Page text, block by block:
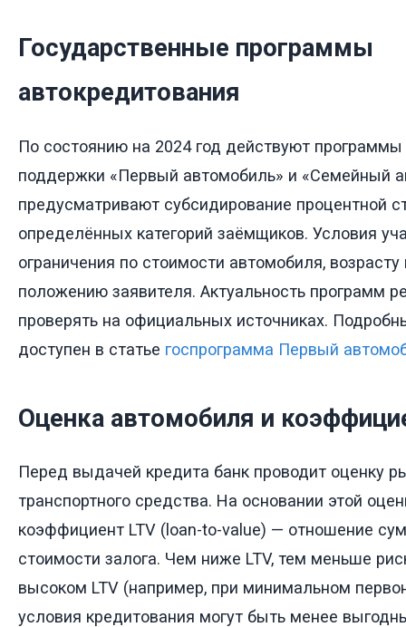
Государственные программы
автокредитования
По состоянию на 2024 год действуют программы
поддержки «Первый автомобиль» и «Семейный
предусматривают субсидирование процентной
определённых категорий заёмщиков. Условия
ограничения по стоимости автомобиля,
положению заявителя. Актуальность программ
проверять на официальных источниках.
доступен в статье госпрограмма Первый
Оценка автомобиля и
Перед выдачей кредита банк проводит оценку
транспортного средства. На основании этой
коэффициент LTV (loan-to-value) — отношение
стоимости залога. Чем ниже LTV, тем меньше
высоком LTV (например, при минимальном
условия кредитования могут быть менее